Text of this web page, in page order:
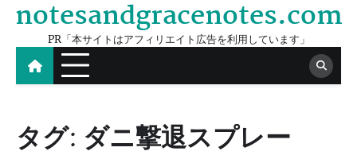
Skip
content
notesandgracenotes.com
PR「本サイトはアフィリエイト広告を利用しています」
タグ: ダニ撃退スプレー